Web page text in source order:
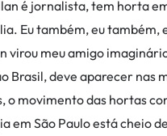
é jornalista, tem horta
Eu também, eu também,
virou meu amigo
Brasil, deve aparecer nas
o movimento das hortas
em São Paulo está cheio